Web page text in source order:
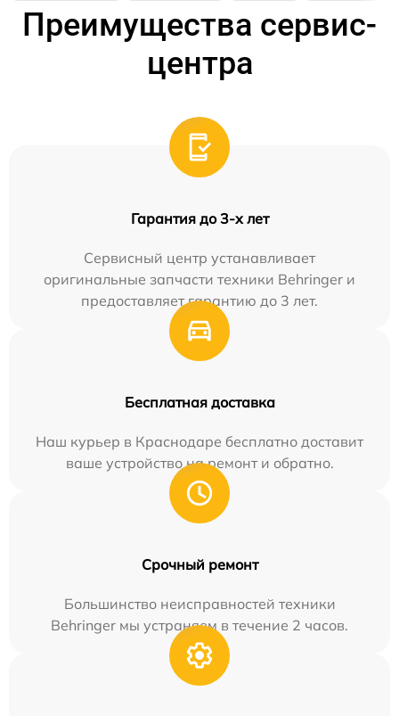
Преимущества сервис-
центра
Гарантия до 3-х лет
Сервисный центр устанавливает
оригинальные запчасти техники Behringer и
предоставляет гарантию до 3 лет.
Бесплатная доставка
Наш курьер в Краснодаре бесплатно доставит
ваше устройство на ремонт и обратно.
Срочный ремонт
Большинство неисправностей техники
Behringer мы устраняем в течение 2 часов.